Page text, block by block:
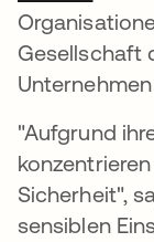
Gesellschaft
"Aufgrund
Sicherheit",
sensiblen